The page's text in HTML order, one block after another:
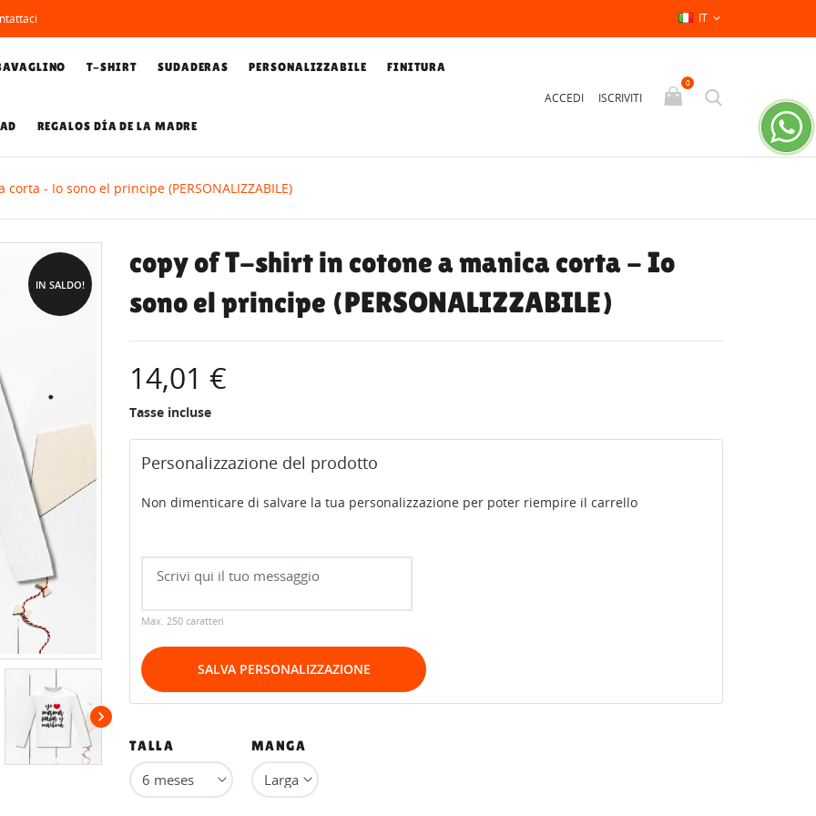
IT 
T-SHIRT SUDADERAS PERSONALIZZABILE FINITURA
REGALOS DÍA DE LA MADRE
ACCEDI ISCRIVITI
0
- Io sono el principe (PERSONALIZZABILE)
IN SALDO!

copy of T-shirt in cotone a manica corta - Io
sono el principe (PERSONALIZZABILE)
14,01 €
Tasse incluse
Personalizzazione del prodotto
Non dimenticare di salvare la tua personalizzazione per poter riempire il carrello
Max. 250 caratteri
SALVA PERSONALIZZAZIONE
TALLA MANGA